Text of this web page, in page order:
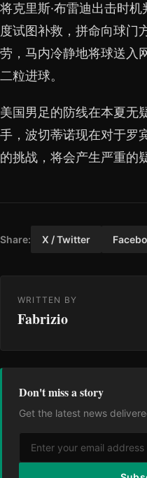
将克里斯·布雷迪出击时
度试图补救，拼命向球门
劳，马内冷静地将球送入
二粒进球。
美国男足的防线在本夏无
手，波切蒂诺现在对于罗
的挑战，将会产生严重的
Share: X / Twitter
WRITTEN BY
Fabrizio
Don't miss a story
Get the latest news